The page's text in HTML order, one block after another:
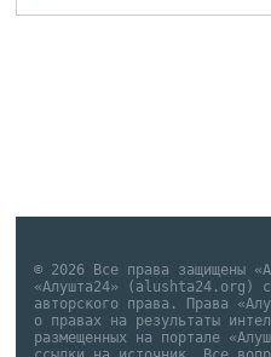
© 2026 Все права защищены
«Алушта24» (alushta24.org)
авторского права. Права
о правах на результаты
размещенных на портале